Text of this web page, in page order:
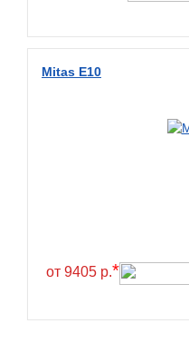
Mitas E10
от 9405 р.*